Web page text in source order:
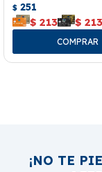
$ 251
$ 213 $ 213
¡NO TE